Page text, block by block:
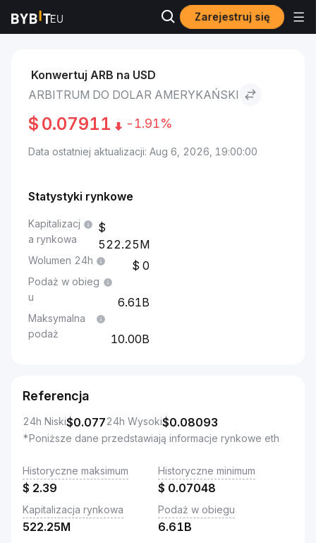
Zarejestruj się
Rynki Cena Arbitrum ARB Arbitrum to Dolar amerykański
Konwertuj ARB na USD
ARBITRUM DO DOLAR AMERYKAŃSKI
$ 0.07911 -1.91%
Data ostatniej aktualizacji: Aug 6, 2026, 19:00:00
Statystyki rynkowe
Kapitalizacj
a rynkowa
522.25M
Wolumen 24h 0
Podaż w obieg
u
6.61B
Maksymalna
podaż
10.00B
Referencja
24h Niski$0.07724h Wysoki$0.08093
*Poniższe dane przedstawiają informacje rynkowe eth
Historyczne maksimum
$ 2.39
Historyczne minimum
$ 0.07048
Kapitalizacja rynkowa
522.25M
Podaż w obiegu
6.61B